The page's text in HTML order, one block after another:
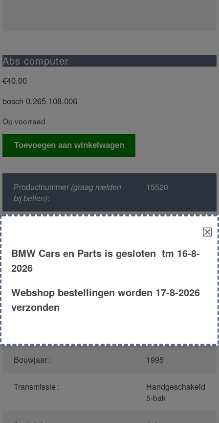
Abs computer
€40.00
bosch 0.265.108.006
Op voorraad
AbsToevoegen aan winkelwagen
Productnummer(graag melden
bij bellen):
15520
Kleur : 353 - Ascotgr?n
Motor type :
Bouwjaar : 1995
Transmissie :
Handgeschakeld
5-bak
☒
BMW Cars en Parts is gesloten tm 16-8-
2026
Webshop bestellingen worden 17-8-2026
verzonden